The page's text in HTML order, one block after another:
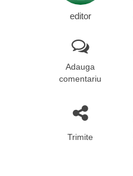
editor
Adauga
comentariu
Trimite